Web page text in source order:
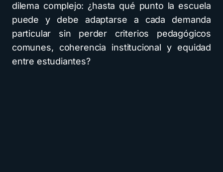
dilema complejo: ¿hasta qué punto la escuela
puede y debe adaptarse a cada demanda
particular sin perder criterios pedagógicos
comunes, coherencia institucional y equidad
entre estudiantes?